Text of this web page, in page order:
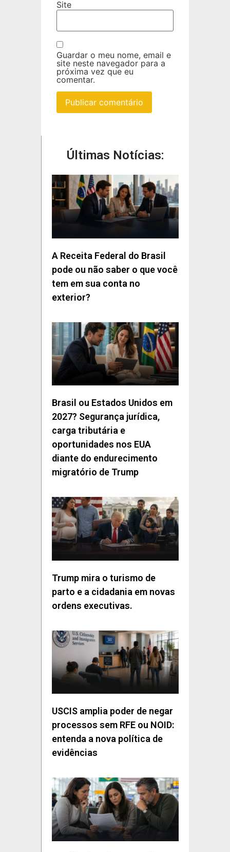
Site
Guardar o meu nome, email e
site neste navegador para a
próxima vez que eu
comentar.
Últimas Notícias:
A Receita Federal do Brasil
pode ou não saber o que você
tem em sua conta no
exterior?
Brasil ou Estados Unidos em
2027? Segurança jurídica,
carga tributária e
oportunidades nos EUA
diante do endurecimento
migratório de Trump
Trump mira o turismo de
parto e a cidadania em novas
ordens executivas.
USCIS amplia poder de negar
processos sem RFE ou NOID:
entenda a nova política de
evidências